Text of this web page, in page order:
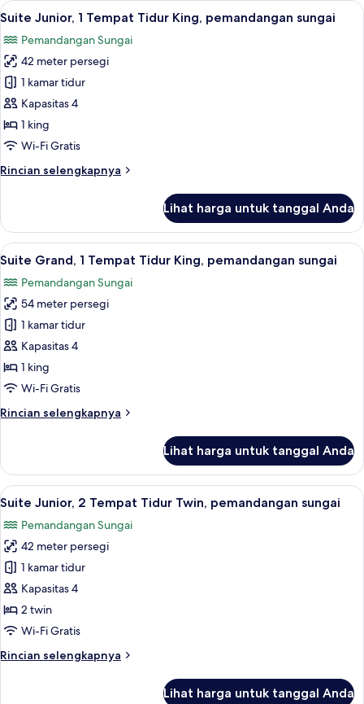
Deluks,
sungai
Lihat
semua
foto
untuk
Suite
Junior,
1
Tempat
King,
Suite Junior, 1 Tempat Tidur King,
10
Suite Junior, 1 Tempat Tidur King, pemandangan sungai
Pemandangan Sungai
42 meter persegi
1 kamar tidur
Kapasitas 4
1 king
Wi-Fi Gratis
Rincian selengkapnya
Rincian
Suite
Junior,
1
Tidur
King,
pemandangan
sungai
Lihat harga untuk tanggal Anda
Lihat
semua
foto
untuk
Suite
Grand,
1
Tempat
King,
Suite Grand, 1 Tempat Tidur King,
7
Suite Grand, 1 Tempat Tidur King, pemandangan sungai
Pemandangan Sungai
54 meter persegi
1 kamar tidur
Kapasitas 4
1 king
Wi-Fi Gratis
Rincian selengkapnya
Rincian
Suite
Grand,
1
Tidur
King,
pemandangan
sungai
Lihat harga untuk tanggal Anda
Lihat
semua
foto
untuk
Suite
Junior,
2
Tempat
Twin,
Suite Junior, 2 Tempat Tidur Twin,
9
Suite Junior, 2 Tempat Tidur Twin, pemandangan sungai
Pemandangan Sungai
42 meter persegi
1 kamar tidur
Kapasitas 4
2 twin
Wi-Fi Gratis
Rincian selengkapnya
Rincian
Lihat harga untuk tanggal Anda